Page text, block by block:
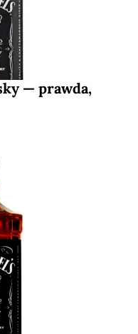
— prawda,